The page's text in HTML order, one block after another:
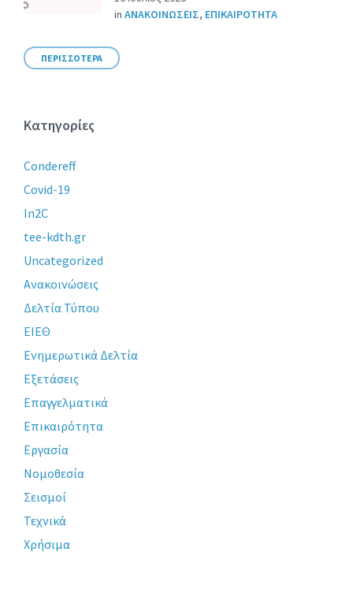
in ΑΝΑΚΟΙΝΩΣΕΙΣ, ΕΠΙΚΑΙΡΟΤΗΤΑ
ΠΕΡΙΣΣΟΤΕΡΑ
Κατηγορίες
Condereff
Covid-19
In2C
tee-kdth.gr
Uncategorized
Ανακοινώσεις
Δελτία Τύπου
ΕΙΕΘ
Ενημερωτικά Δελτία
Εξετάσεις
Επαγγελματικά
Επικαιρότητα
Εργασία
Νομοθεσία
Σεισμοί
Τεχνικά
Χρήσιμα